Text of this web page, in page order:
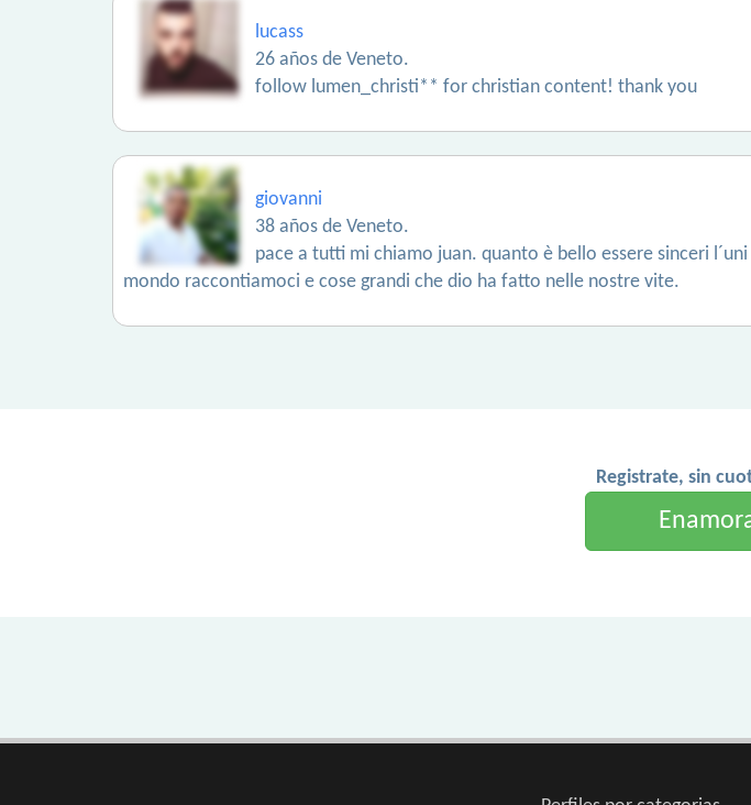
lucass
26 años de Veneto.
follow lumen_christi** for christian content! thank you
giovanni
38 años de Veneto.
pace a tutti mi chiamo juan. quanto è bello essere sinceri
mondo raccontiamoci e cose grandi che dio ha fatto nelle nostre vite.
Registrate, sin